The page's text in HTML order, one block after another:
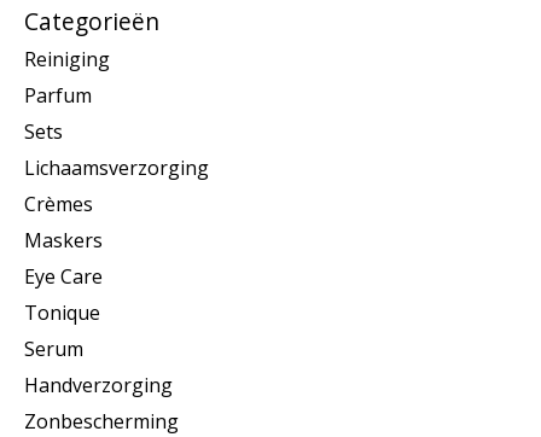
Categorieën
Reiniging
Parfum
Sets
Lichaamsverzorging
Crèmes
Maskers
Eye Care
Tonique
Serum
Handverzorging
Zonbescherming